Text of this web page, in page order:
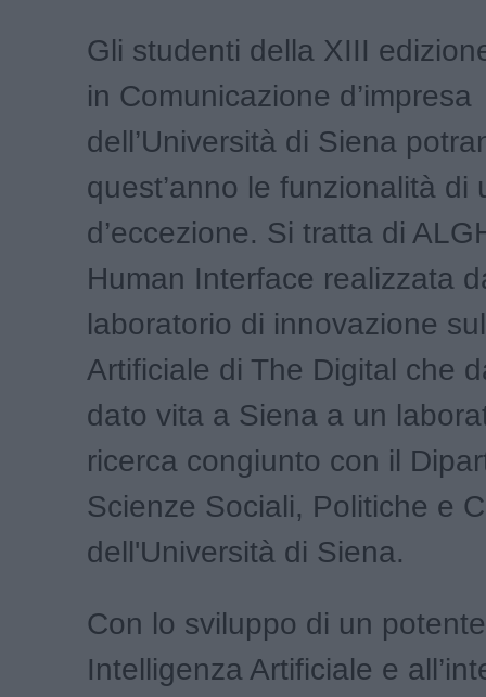
Gli studenti della XIII
in Comunicazione d’impresa
dell’Università di Siena
quest’anno le funzionalità di
d’eccezione. Si tratta di
Human Interface realizzata
laboratorio di innovazione
Artificiale di The Digital che
dato vita a Siena a un
ricerca congiunto con il
Scienze Sociali, Politiche e
dell'Università di Siena.
Con lo sviluppo di un
Intelligenza Artificiale e